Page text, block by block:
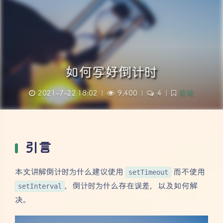
如何写好倒计时
2021-7-22 18:02 9,400 4 前端
引言
本文讲解倒计时为什么建议使用 setTimeout 而不使用
setInterval
，倒计时为什么存在误差，以及如何解
决。